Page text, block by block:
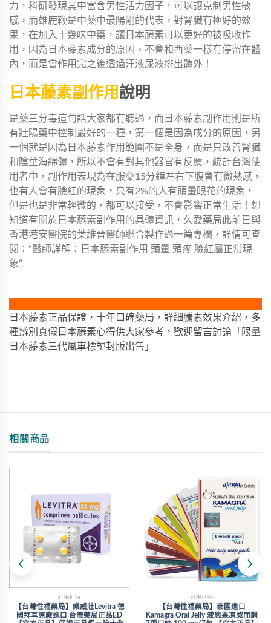
力，科研發現其中富含男性活力因子，可以讓克制男性敏
感，而雄鹿鞭是中藥中最陽剛的代表，對腎臟有極好的效
果，在加入十幾味中藥，讓日本藤素可以更好的被吸收作
用，因為日本藤素成分的原因，不會和西藥一樣有停留在體
內，而是會作用完之後透過汗液尿液排出體外！
日本藤素副作用說明
是藥三分毒這句話大家都有聽過，而日本藤素副作用則是所
有壯陽藥中控制最好的一種，第一個是因為成分的原因，另
一個就是因為日本藤素作用範圍不是全身，而是只改善腎臟
和陰莖海綿體，所以不會有對其他器官有反應，統計台灣使
用者中，副作用表現為在服藥15分鐘左右下腹會有微熱感，
也有人會有臉紅的現象，只有2%的人有頭暈眼花的現象，
但是也是非常輕微的，都可以接受，不會影響正常生活！想
知道有關於日本藤素副作用的具體資訊，久愛藥局此前已與
香港港安醫院的葉維晉醫師聯合製作過一篇專欄，詳情可查
閱：“醫師詳解：日本藤素副作用 頭暈 頭疼 臉紅屬正常現
象”
日本藤素正品保證，十年口碑藥局，詳細騰素效果介紹，多
種辨別真假日本藤素心得供大家參考，歡迎留言討論「限量
日本藤素三代風車標塑封版出售」
相關商品
壯陽延時
【台灣性福藥局】樂威壯Levitra 德
國拜耳原廠進口 台灣藥局正品ED
壯陽延時
【台灣性福藥局】泰國進口
Kamagra Oral Jelly 液態果凍威而鋼